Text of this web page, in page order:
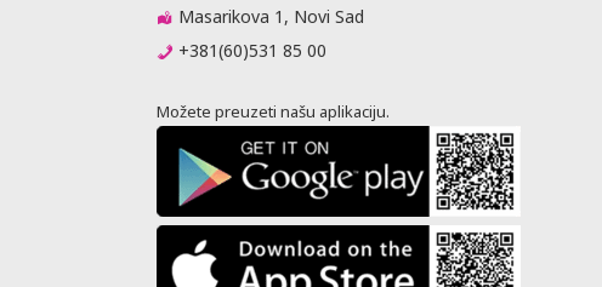
Masarikova 1, Novi Sad
+381(60)531 85 00
Možete preuzeti našu aplikaciju.